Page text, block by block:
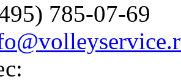
785-07-69